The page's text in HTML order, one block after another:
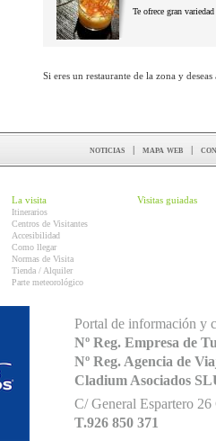
Te ofrece gran
Si eres un restaurante de la zona y
noticias | mapa web |
La visita
Itinerarios
Centros de Visitantes
Accesibilidad
Como llegar
Normas de Visita
Tienda / Alquiler
Parte meteorológico
Visitas guiadas
Portal de información y
Nº Reg. Empresa de
Nº Reg. Agencia de
Cladium Asociados
C/ General Espartero
T.926 850 371